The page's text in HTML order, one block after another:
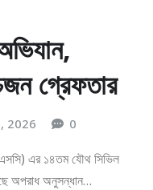
গ্রেফতার
2026 0
এর ১৪তম যৌথ সিভিল
অপরাধ অনুসন্ধান…